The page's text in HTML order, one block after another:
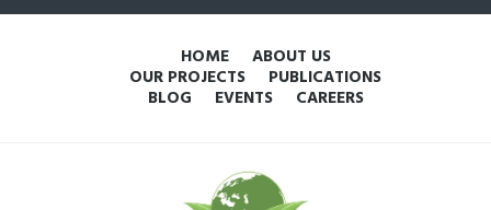
HOME ABOUT US
OUR PROJECTS PUBLICATIONS
BLOG EVENTS CAREERS